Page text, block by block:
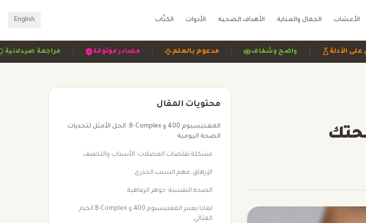
الأعشاب الجمال والعناية الأهداف الصحية الأدوات الكتّاب English
مراجعة | مصادر موثوقة | مدعوم بالعلم | واضح وشفاف | مبني على الأدلة
محتويات المقال
المغنيسيوم 400 و B-Complex: الحل الأمثل لتحديات
الصحة اليومية
مشكلة تقلصات العضلات: الأسباب والتخفيف
الإرهاق: فهم السبب الجذري
الصحة النفسية: جوهر الرفاهية
لماذا يعتبر المغنيسيوم 400 و B-Complex الخيار
المثالي